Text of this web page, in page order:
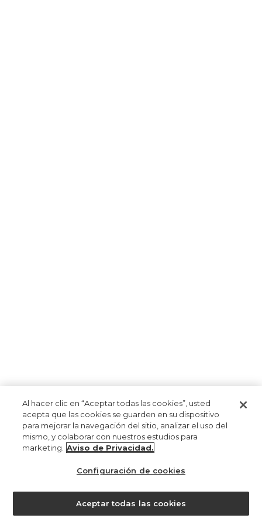
Al hacer clic en “Aceptar todas las cookies”, usted
acepta que las cookies se guarden en su dispositivo
para mejorar la navegación del sitio, analizar el uso del
mismo, y colaborar con nuestros estudios para
marketing. Aviso de Privacidad.
Configuración de cookies
Aceptar todas las cookies